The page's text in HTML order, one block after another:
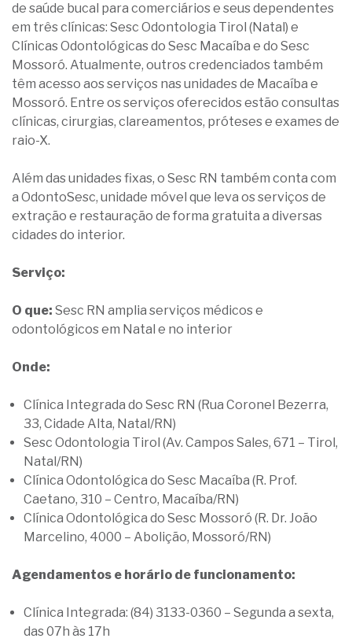
de saúde bucal para comerciários e seus dependentes
em três clínicas: Sesc Odontologia Tirol (Natal) e
Clínicas Odontológicas do Sesc Macaíba e do Sesc
Mossoró. Atualmente, outros credenciados também
têm acesso aos serviços nas unidades de Macaíba e
Mossoró. Entre os serviços oferecidos estão consultas
clínicas, cirurgias, clareamentos, próteses e exames de
raio-X.
Além das unidades fixas, o Sesc RN também conta com
a OdontoSesc, unidade móvel que leva os serviços de
extração e restauração de forma gratuita a diversas
cidades do interior.
Serviço:
O que: Sesc RN amplia serviços médicos e
odontológicos em Natal e no interior
Onde:
Clínica Integrada do Sesc RN (Rua Coronel Bezerra,
33, Cidade Alta, Natal/RN)
Sesc Odontologia Tirol (Av. Campos Sales, 671 – Tirol,
Natal/RN)
Clínica Odontológica do Sesc Macaíba (R. Prof.
Caetano, 310 – Centro, Macaíba/RN)
Clínica Odontológica do Sesc Mossoró (R. Dr. João
Marcelino, 4000 – Abolição, Mossoró/RN)
Agendamentos e horário de funcionamento:
Clínica Integrada: (84) 3133-0360 – Segunda a sexta,
das 07h às 17h